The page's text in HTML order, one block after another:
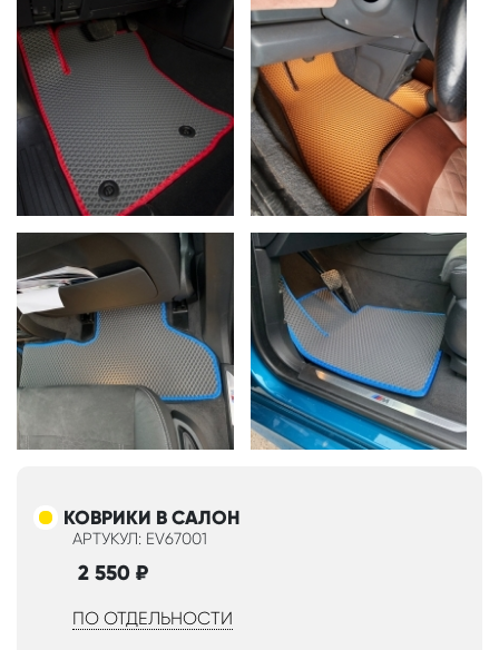
КОВРИКИ В САЛОН
АРТУКУЛ: EV67001
2 550 ₽
ПО ОТДЕЛЬНОСТИ